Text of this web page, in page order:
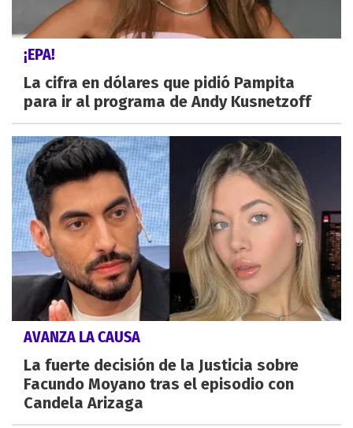
¡EPA!
La cifra en dólares que pidió Pampita
para ir al programa de Andy Kusnetzoff
AVANZA LA CAUSA
La fuerte decisión de la Justicia sobre
Facundo Moyano tras el episodio con
Candela Arizaga